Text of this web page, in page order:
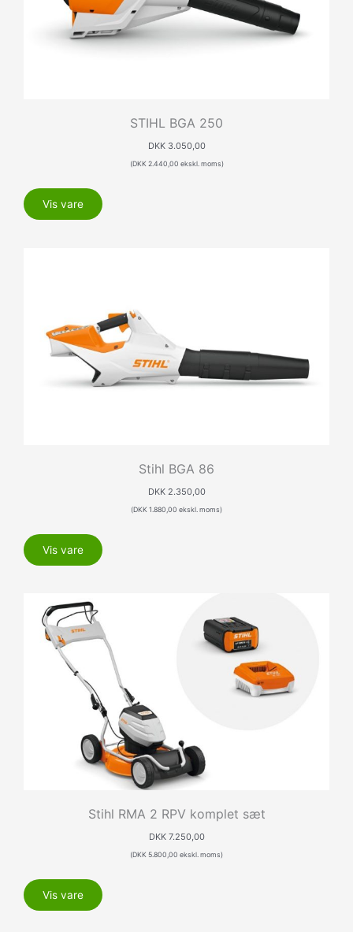
STIHL BGA 250
DKK3.050,00
(DKK 2.440,00 ekskl. moms)
Vis vare
Stihl BGA 86
DKK2.350,00
(DKK 1.880,00 ekskl. moms)
Vis vare
Stihl RMA 2 RPV komplet sæt
DKK7.250,00
(DKK 5.800,00 ekskl. moms)
Vis vare